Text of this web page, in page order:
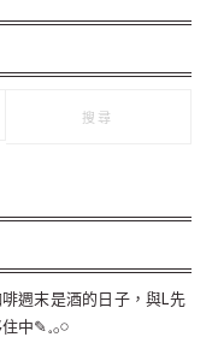
週末是酒的日子，與L先
中✎𓈒𓂂𓏸